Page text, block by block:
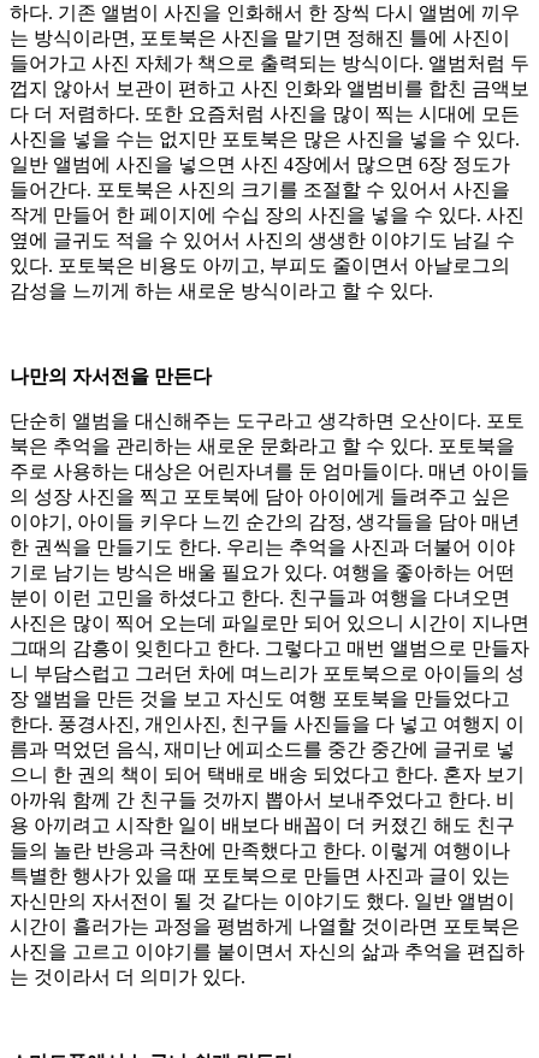
하다. 기존 앨범이 사진을 인화해서 한 장씩 다시 앨범에 끼우
는 방식이라면, 포토북은 사진을 맡기면 정해진 틀에 사진이
들어가고 사진 자체가 책으로 출력되는 방식이다. 앨범처럼 두
껍지 않아서 보관이 편하고 사진 인화와 앨범비를 합친 금액보
다 더 저렴하다. 또한 요즘처럼 사진을 많이 찍는 시대에 모든
사진을 넣을 수는 없지만 포토북은 많은 사진을 넣을 수 있다.
일반 앨범에 사진을 넣으면 사진 4장에서 많으면 6장 정도가
들어간다. 포토북은 사진의 크기를 조절할 수 있어서 사진을
작게 만들어 한 페이지에 수십 장의 사진을 넣을 수 있다. 사진
옆에 글귀도 적을 수 있어서 사진의 생생한 이야기도 남길 수
있다. 포토북은 비용도 아끼고, 부피도 줄이면서 아날로그의
감성을 느끼게 하는 새로운 방식이라고 할 수 있다.
나만의 자서전을 만든다
단순히 앨범을 대신해주는 도구라고 생각하면 오산이다. 포토
북은 추억을 관리하는 새로운 문화라고 할 수 있다. 포토북을
주로 사용하는 대상은 어린자녀를 둔 엄마들이다. 매년 아이들
의 성장 사진을 찍고 포토북에 담아 아이에게 들려주고 싶은
이야기, 아이들 키우다 느낀 순간의 감정, 생각들을 담아 매년
한 권씩을 만들기도 한다. 우리는 추억을 사진과 더불어 이야
기로 남기는 방식은 배울 필요가 있다. 여행을 좋아하는 어떤
분이 이런 고민을 하셨다고 한다. 친구들과 여행을 다녀오면
사진은 많이 찍어 오는데 파일로만 되어 있으니 시간이 지나면
그때의 감흥이 잊힌다고 한다. 그렇다고 매번 앨범으로 만들자
니 부담스럽고 그러던 차에 며느리가 포토북으로 아이들의 성
장 앨범을 만든 것을 보고 자신도 여행 포토북을 만들었다고
한다. 풍경사진, 개인사진, 친구들 사진들을 다 넣고 여행지 이
름과 먹었던 음식, 재미난 에피소드를 중간 중간에 글귀로 넣
으니 한 권의 책이 되어 택배로 배송 되었다고 한다. 혼자 보기
아까워 함께 간 친구들 것까지 뽑아서 보내주었다고 한다. 비
용 아끼려고 시작한 일이 배보다 배꼽이 더 커졌긴 해도 친구
들의 놀란 반응과 극찬에 만족했다고 한다. 이렇게 여행이나
특별한 행사가 있을 때 포토북으로 만들면 사진과 글이 있는
자신만의 자서전이 될 것 같다는 이야기도 했다. 일반 앨범이
시간이 흘러가는 과정을 평범하게 나열할 것이라면 포토북은
사진을 고르고 이야기를 붙이면서 자신의 삶과 추억을 편집하
는 것이라서 더 의미가 있다.